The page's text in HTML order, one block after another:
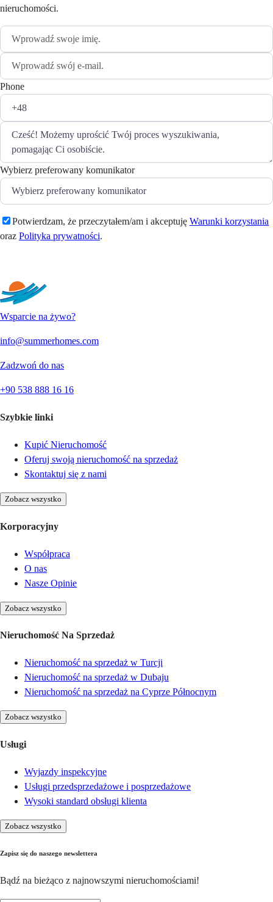
nieruchomości.
Phone
Wybierz preferowany komunikator
Potwierdzam, że przeczytałem/am i akceptuję Warunki korzystania
oraz Polityka prywatności.
Wsparcie na żywo?
info@summerhomes.com
Zadzwoń do nas
+90 538 888 16 16
Szybkie linki
Kupić Nieruchomość
Oferuj swoją nieruchomość na sprzedaż
Skontaktuj się z nami
Zobacz wszystko
Korporacyjny
Współpraca
O nas
Nasze Opinie
Zobacz wszystko
Nieruchomość Na Sprzedaż
Nieruchomość na sprzedaż w Turcji
Nieruchomość na sprzedaż w Dubaju
Nieruchomość na sprzedaż na Cyprze Północnym
Zobacz wszystko
Usługi
Wyjazdy inspekcyjne
Usługi przedsprzedażowe i posprzedażowe
Wysoki standard obsługi klienta
Zobacz wszystko
Zapisz się do naszego newslettera
Bądź na bieżąco z najnowszymi nieruchomościami!